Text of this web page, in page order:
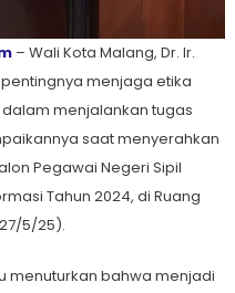
– Wali Kota Malang, Dr. Ir.
menjaga etika
menjalankan tugas
saat menyerahkan
Pegawai Negeri Sipil
Tahun 2024, di Ruang
5/25).
menuturkan bahwa menjadi